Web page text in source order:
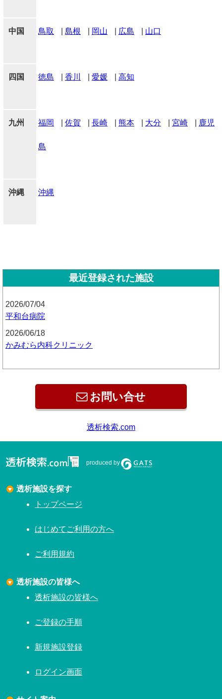
中国 鳥取 島根 岡山 広島 山口
四国 徳島 香川 愛媛 高知
九州 福岡 佐賀 長崎 熊本 大分 宮崎 鹿児
島
沖縄 沖縄
最近登録された施設
2026/07/04
平和台病院
2026/06/18
かみむら内科クリニック
お問い合せ
produced by
透析施設を探す
トップページ
はじめてご利用の方へ
ご利用規約
透析施設の皆様へ
透析施設の皆様へ
ご登録の手順
新規施設登録
ログイン画面
サイト案内